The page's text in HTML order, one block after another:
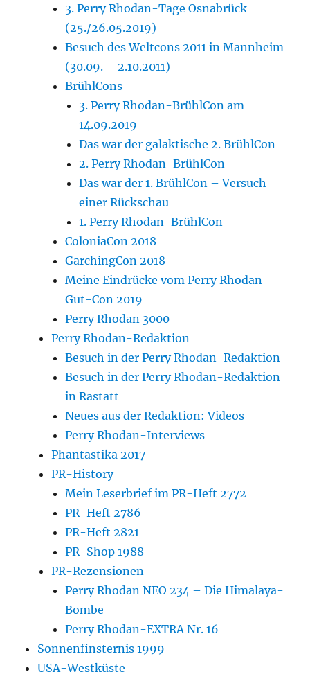
3. Perry Rhodan-Tage Osnabrück
(25./26.05.2019)
Besuch des Weltcons 2011 in Mannheim
(30.09. – 2.10.2011)
BrühlCons
3. Perry Rhodan-BrühlCon am
14.09.2019
Das war der galaktische 2. BrühlCon
2. Perry Rhodan-BrühlCon
Das war der 1. BrühlCon – Versuch
einer Rückschau
1. Perry Rhodan-BrühlCon
ColoniaCon 2018
GarchingCon 2018
Meine Eindrücke vom Perry Rhodan
Gut-Con 2019
Perry Rhodan 3000
Perry Rhodan-Redaktion
Besuch in der Perry Rhodan-Redaktion
Besuch in der Perry Rhodan-Redaktion
in Rastatt
Neues aus der Redaktion: Videos
Perry Rhodan-Interviews
Phantastika 2017
PR-History
Mein Leserbrief im PR-Heft 2772
PR-Heft 2786
PR-Heft 2821
PR-Shop 1988
PR-Rezensionen
Perry Rhodan NEO 234 – Die Himalaya-
Bombe
Perry Rhodan-EXTRA Nr. 16
Sonnenfinsternis 1999
USA-Westküste